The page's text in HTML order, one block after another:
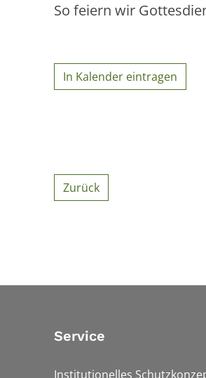
So feiern wir
In Kalender eintragen
Zurück
Service
Institutionelles